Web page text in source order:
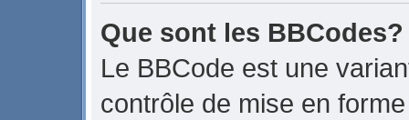
Que sont les BBCodes?
Le BBCode est une
contrôle de mise en